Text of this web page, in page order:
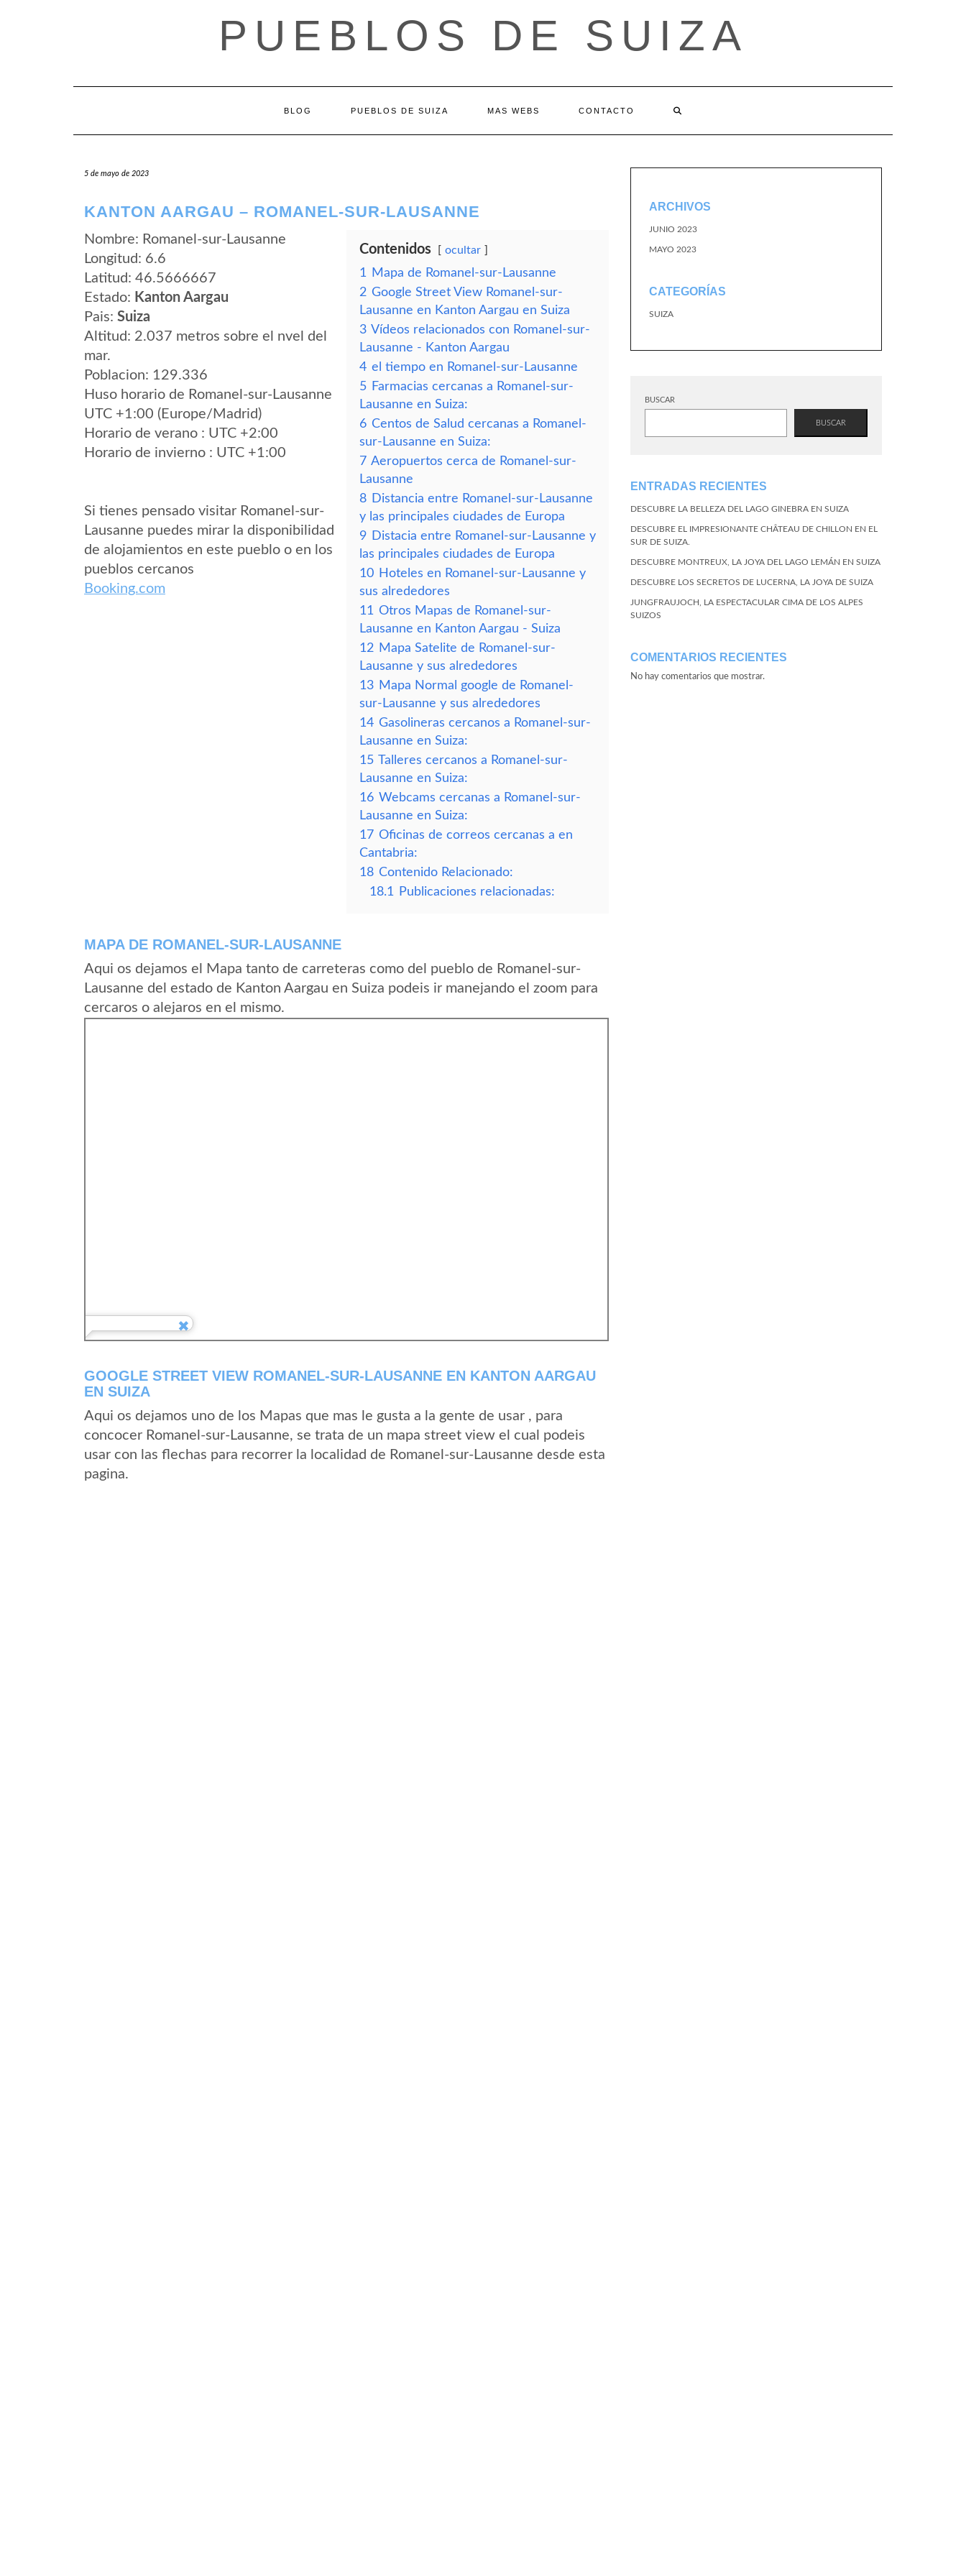
PUEBLOS DE SUIZA
BLOG PUEBLOS DE SUIZA MAS WEBS CONTACTO
5 de mayo de 2023
KANTON AARGAU – ROMANEL-SUR-LAUSANNE
Nombre: Romanel-sur-Lausanne
Longitud: 6.6
Latitud: 46.5666667
Estado: Kanton Aargau
Pais: Suiza
Altitud: 2.037 metros sobre el nvel del
mar.
Poblacion: 129.336
Huso horario de Romanel-sur-Lausanne
UTC +1:00 (Europe/Madrid)
Horario de verano : UTC +2:00
Horario de invierno : UTC +1:00
Si tienes pensado visitar Romanel-sur-
Lausanne puedes mirar la disponibilidad
de alojamientos en este pueblo o en los
pueblos cercanos
Booking.com
Contenidos ocultar
1
Mapa de Romanel-sur-Lausanne
2 Google Street View Romanel-sur-
Lausanne en Kanton Aargau en Suiza
3 Vídeos relacionados con Romanel-sur-
Lausanne - Kanton Aargau
4 el tiempo en Romanel-sur-Lausanne
5 Farmacias cercanas a Romanel-sur-
Lausanne en Suiza:
6 Centos de Salud cercanas a Romanel-
sur-Lausanne en Suiza:
7 Aeropuertos cerca de Romanel-sur-
Lausanne
8 Distancia entre Romanel-sur-Lausanne
y las principales ciudades de Europa
9 Distacia entre Romanel-sur-Lausanne y
las principales ciudades de Europa
10 Hoteles en Romanel-sur-Lausanne y
sus alrededores
11 Otros Mapas de Romanel-sur-
Lausanne en Kanton Aargau - Suiza
12 Mapa Satelite de Romanel-sur-
Lausanne y sus alrededores
13 Mapa Normal google de Romanel-
sur-Lausanne y sus alrededores
14 Gasolineras cercanos a Romanel-sur-
Lausanne en Suiza:
15 Talleres cercanos a Romanel-sur-
Lausanne en Suiza:
16 Webcams cercanas a Romanel-sur-
Lausanne en Suiza:
17 Oficinas de correos cercanas a en
Cantabria:
18 Contenido Relacionado:
18.1
Publicaciones relacionadas:
MAPA DE ROMANEL-SUR-LAUSANNE
Aqui os dejamos el Mapa tanto de carreteras como del pueblo de Romanel-sur-
Lausanne del estado de Kanton Aargau en Suiza podeis ir manejando el zoom para
cercaros o alejaros en el mismo.
GOOGLE STREET VIEW ROMANEL-SUR-LAUSANNE EN KANTON AARGAU
EN SUIZA
Aqui os dejamos uno de los Mapas que mas le gusta a la gente de usar , para
concocer Romanel-sur-Lausanne, se trata de un mapa street view el cual podeis
usar con las flechas para recorrer la localidad de Romanel-sur-Lausanne desde esta
pagina.
ARCHIVOS
JUNIO 2023
MAYO 2023
CATEGORÍAS
SUIZA
BUSCAR
BUSCAR
ENTRADAS RECIENTES
DESCUBRE LA BELLEZA DEL LAGO GINEBRA EN SUIZA
DESCUBRE EL IMPRESIONANTE CHÂTEAU DE CHILLON EN EL
SUR DE SUIZA.
DESCUBRE MONTREUX, LA JOYA DEL LAGO LEMÁN EN SUIZA
DESCUBRE LOS SECRETOS DE LUCERNA, LA JOYA DE SUIZA
JUNGFRAUJOCH, LA ESPECTACULAR CIMA DE LOS ALPES
SUIZOS
COMENTARIOS RECIENTES
No hay comentarios que mostrar.